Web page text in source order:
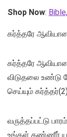
Shop Now:
கர்த்தரே
கர்த்தரே
விடுதலை உண்டு
செய்யும்
வருத்தப்பட்டு
உங்கள் கண்ணீர்